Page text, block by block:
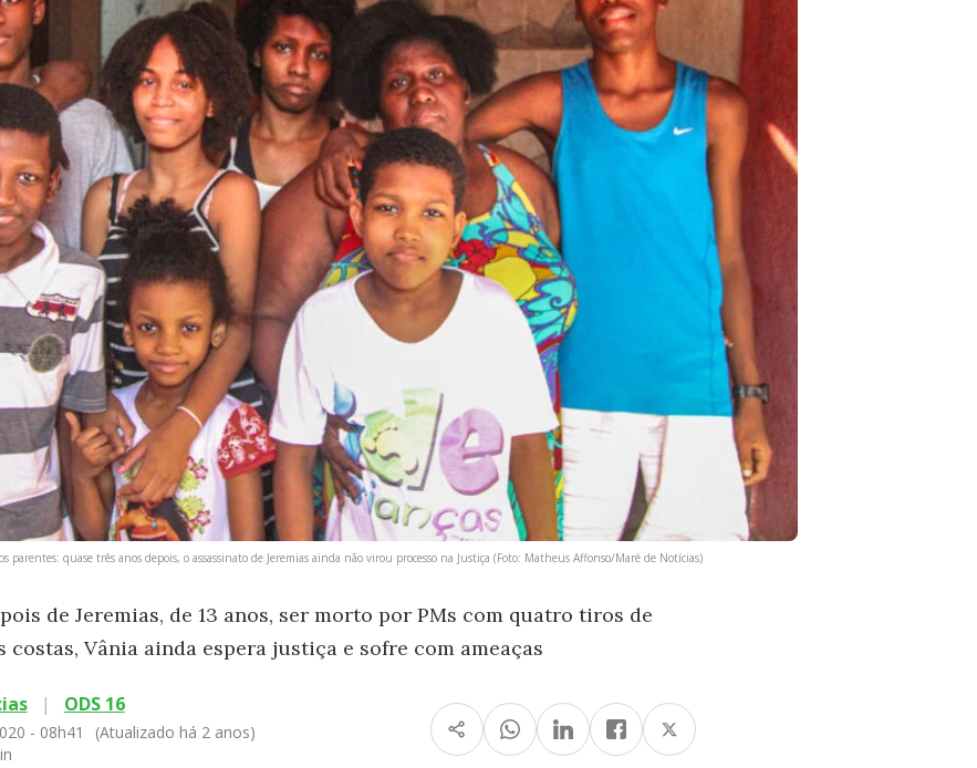
parentes: quase três anos depois, o assassinato de Jeremias ainda não virou processo na Justiça (Foto: Matheus Affonso/Maré de Notícias)
de Jeremias, de 13 anos, ser morto por PMs com quatro tiros de
costas, Vânia ainda espera justiça e sofre com ameaças
| ODS 16
- 08h41
(Atualizado há 2 anos)